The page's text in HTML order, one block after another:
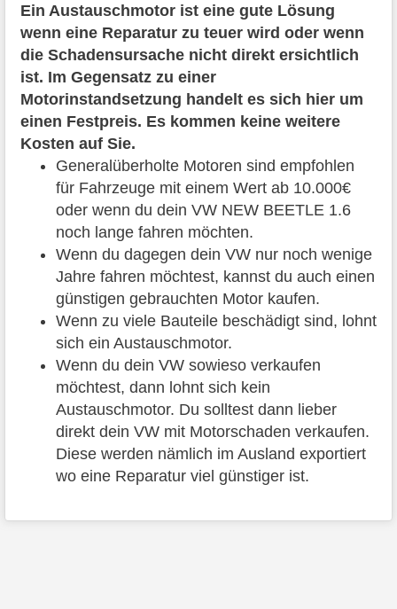
Ein Austauschmotor ist eine gute Lösung
wenn eine Reparatur zu teuer wird oder wenn
die Schadensursache nicht direkt ersichtlich
ist. Im Gegensatz zu einer
Motorinstandsetzung handelt es sich hier um
einen Festpreis. Es kommen keine weitere
Kosten auf Sie.
Generalüberholte Motoren sind empfohlen
für Fahrzeuge mit einem Wert ab 10.000€
oder wenn du dein VW NEW BEETLE 1.6
noch lange fahren möchten.
Wenn du dagegen dein VW nur noch wenige
Jahre fahren möchtest, kannst du auch einen
günstigen gebrauchten Motor kaufen.
Wenn zu viele Bauteile beschädigt sind, lohnt
sich ein Austauschmotor.
Wenn du dein VW sowieso verkaufen
möchtest, dann lohnt sich kein
Austauschmotor. Du solltest dann lieber
direkt dein VW mit Motorschaden verkaufen.
Diese werden nämlich im Ausland exportiert
wo eine Reparatur viel günstiger ist.